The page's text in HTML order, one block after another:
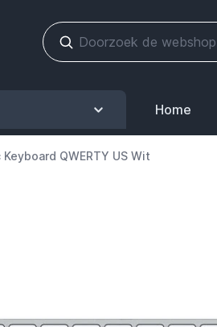
Home
QWERTY US Wit